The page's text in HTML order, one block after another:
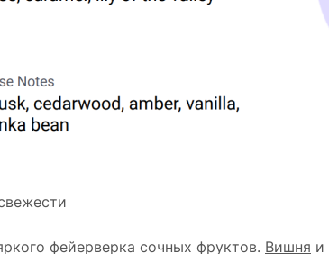
фейерверка сочных фруктов. Вишня и